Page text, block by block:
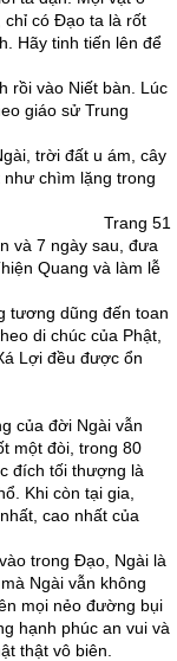
chỉ có Đạo ta là rốt
Hãy tinh tiến lên để
rồi vào Niết bàn. Lúc
giáo sử Trung
trời đất u ám, cây
chìm lặng trong
Trang 51
và 7 ngày sau, đưa
Quang và làm lễ
tương dũng đến toan
di chúc của Phật,
Lợi đều được ổn
của đời Ngài vẫn
một đòi, trong 80
đích tối thượng là
Khi còn tại gia,
cao nhất của
trong Ðạo, Ngài là
Ngài vẫn không
mọi nẻo đường bụi
hạnh phúc an vui và
thật vô biên.